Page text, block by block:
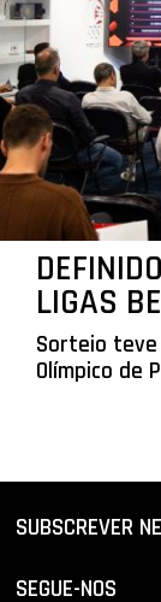
LIGAS
Sorteio
Olímpico de
SUBSCREVER
SEGUE-NOS